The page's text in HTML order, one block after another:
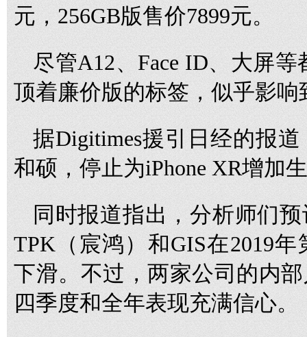
元，256GB版售价7899元。
尽管A12、Face ID、大屏等
顶着廉价版的标签，似乎影
据Digitimes援引日经的报
和硕，停止为iPhone XR增加
同时报道指出，分析师们
TPK（宸鸿）和GIS在2019
下滑。不过，两家公司的内
四季度和全年表现充满信心。